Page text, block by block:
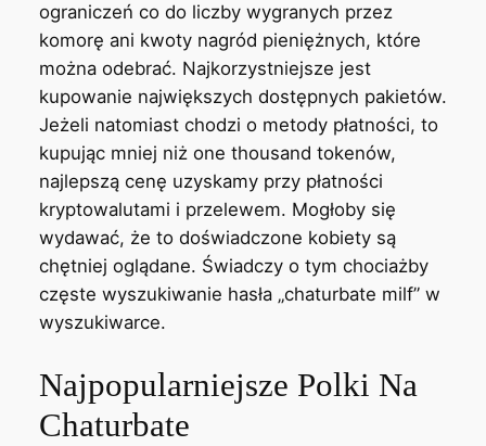
ograniczeń co do liczby wygranych przez
komorę ani kwoty nagród pieniężnych, które
można odebrać. Najkorzystniejsze jest
kupowanie największych dostępnych pakietów.
Jeżeli natomiast chodzi o metody płatności, to
kupując mniej niż one thousand tokenów,
najlepszą cenę uzyskamy przy płatności
kryptowalutami i przelewem. Mogłoby się
wydawać, że to doświadczone kobiety są
chętniej oglądane. Świadczy o tym chociażby
częste wyszukiwanie hasła „chaturbate milf” w
wyszukiwarce.
Najpopularniejsze Polki Na
Chaturbate